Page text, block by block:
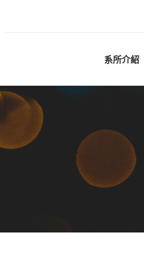
系所介紹